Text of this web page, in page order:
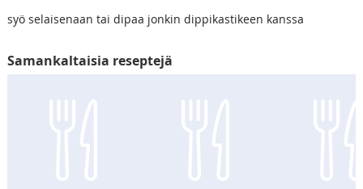
syö selaisenaan tai dipaa jonkin dippikastikeen kanssa
Samankaltaisia reseptejä